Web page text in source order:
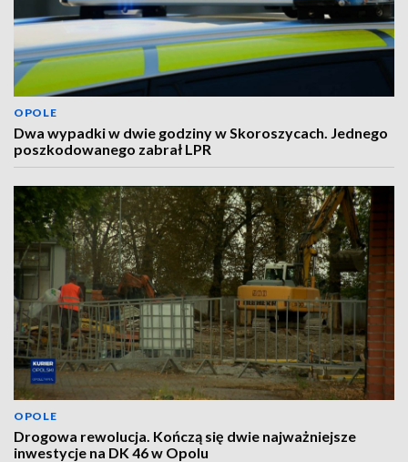
OPOLE
Dwa wypadki w dwie godziny w Skoroszycach. Jednego
poszkodowanego zabrał LPR
OPOLE
Drogowa rewolucja. Kończą się dwie najważniejsze
inwestycje na DK 46 w Opolu